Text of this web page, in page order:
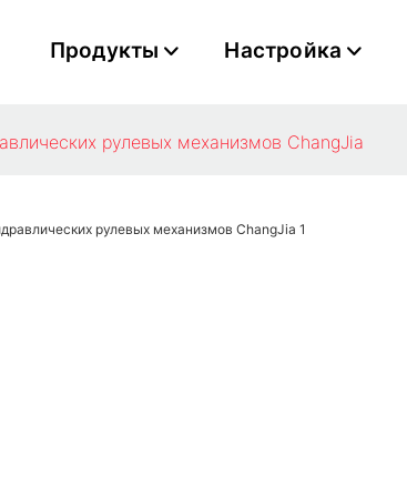
Продукты Настройка
рулевых механизмов ChangJia